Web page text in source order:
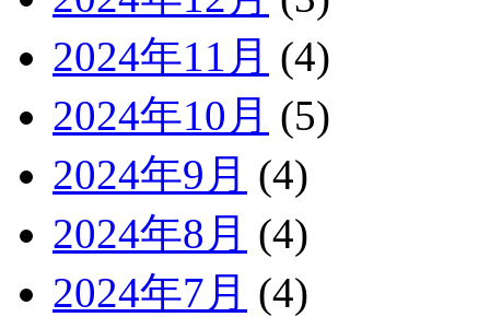
2024年11月 (4)
2024年10月 (5)
2024年9月 (4)
2024年8月 (4)
2024年7月 (4)